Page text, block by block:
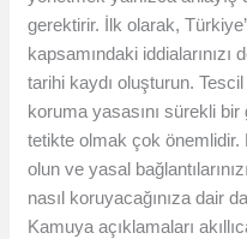
gerektirir. İlk olarak,
kapsamındaki
tarihi kaydı oluşturun.
koruma yasasını sürekli
tetikte olmak çok önemlidir.
olun ve yasal
nasıl koruyacağınıza dair
Kamuya açıklamaları